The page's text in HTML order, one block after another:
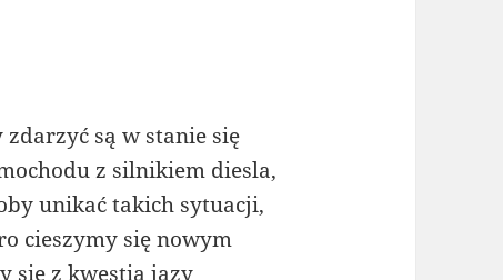
są w stanie się
z silnikiem diesla,
unikać takich sytuacji,
cieszymy się nowym
się z kwestią jazy